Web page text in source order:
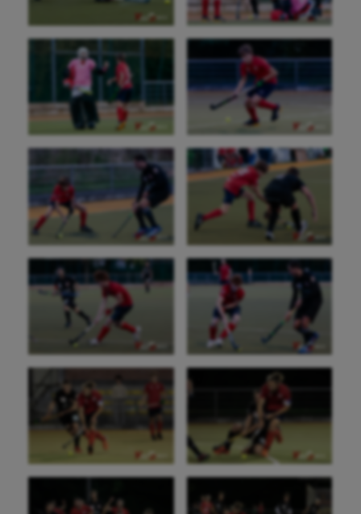
Cerf Volant
Cheerleading
Course à pied
Crossfit
Cyclisme
Equitation
Escalade
Escrime
Fitness
Flag football
Football américain
Futsal
Golf
Gymnastique
Gymnastique rythmique